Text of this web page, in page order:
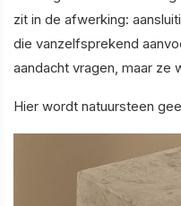
zit in de afwerking:
die vanzelfsprekend
aandacht vragen, maar ze
Hier wordt natuursteen